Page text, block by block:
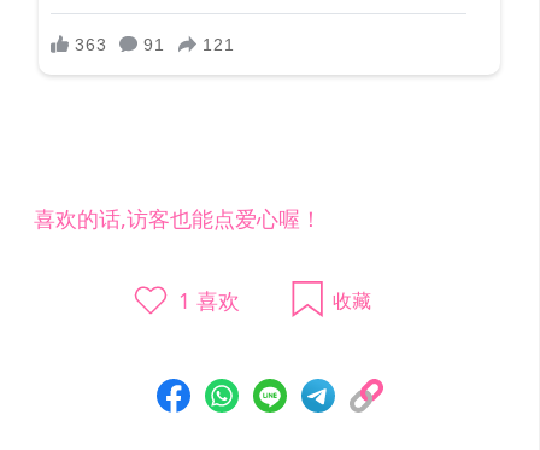
喜欢的话,访客也能点爱心喔！
1 喜欢 收藏